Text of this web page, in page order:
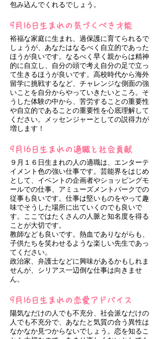
包み込んでくれるでしょう。
9月16日生まれの気づくべき才能
裕福な家庭に生まれ、過保護に育てられるで
しょうが、あなたはなるべく自立的であった
ほうが良いです。なるべく早く親からは精神
的に自立し、自分の頭で考え自分の足で立っ
て生きるほうが良いです。高校時代から海外
留学に挑戦するなど、チャレンジな側面の強
いことを自分からやっていきたいところ。そ
うした体験の中から、苦労することの重要性
や自立的であることの重要性を心底理解して
ください。メッセンジャーとしての説得力が
増します！
9月16日生まれの適職と社会貢献
９月１６日生まれの人の適職は、エンターテ
イメント色の強い仕事です。芸能界をはじめ
として、イベントの企画者やショッピングモ
ールでの仕事、アミューズメントパークでの
従事も良いです。仕事は堅いものをやって趣
味でそうした場所に出ていくのでも良いで
す。ここではたくさんの人脈と知名度を得る
ことが大切です。
教師なども良いです。熱血でありながらも、
子供たちを笑わせるような楽しい先生であっ
てください。
政治家、弁護士などに興味があるかもしれま
せんが、シリアス一辺倒な仕事は向きませ
ん。
9月16日生まれの恋愛アドバイス
陽気なだけの人でも不充分、社会派なだけの
人でも不充分で、あなたと気質の合う異性は
なかなか見つからないでしょう。恋を知るこ